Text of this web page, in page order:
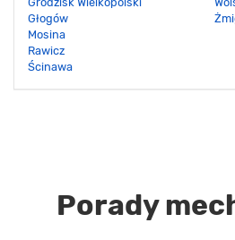
Głogów
Mosina
Rawicz
Ścinawa
Porady